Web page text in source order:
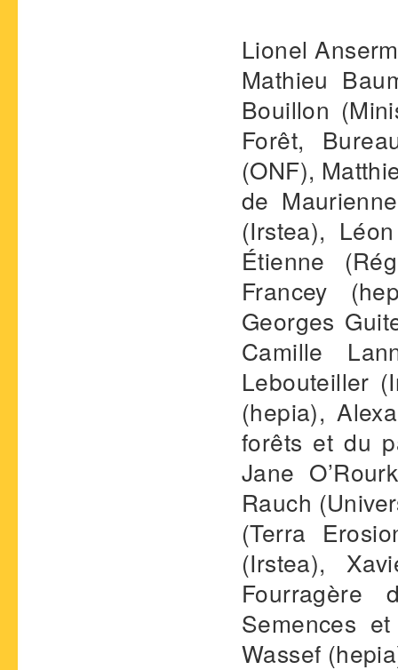
Lionel
Mathieu
Bouillon
Forêt,
(ONF),
de
(Irstea),
Étienne
Francey
Georges
Camille
Lebouteiller
(hepia),
forêts et du
Jane
Rauch
(Terra
(Irstea),
Fourragère
Semences
Wassef